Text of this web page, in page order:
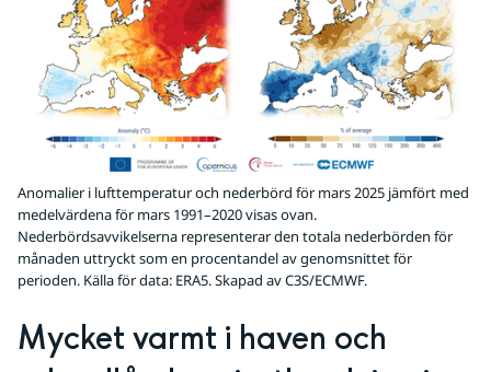
Anomalier i lufttemperatur och nederbörd för mars 2025 jämfört med
medelvärdena för mars 1991–2020 visas ovan.
Nederbördsavvikelserna representerar den totala nederbörden för
månaden uttryckt som en procentandel av genomsnittet för
perioden. Källa för data: ERA5. Skapad av C3S/ECMWF.
Mycket varmt i haven och